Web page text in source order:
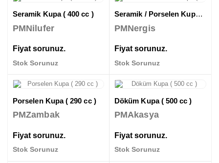
Seramik Kupa ( 400 cc )
PMNilufer
Fiyat sorunuz.
Stok Sorunuz
Seramik / Porselen Kupa ( 300 cc )
PMNergis
Fiyat sorunuz.
Stok Sorunuz
Porselen Kupa ( 290 cc )
PMZambak
Fiyat sorunuz.
Stok Sorunuz
Döküm Kupa ( 500 cc )
PMAkasya
Fiyat sorunuz.
Stok Sorunuz